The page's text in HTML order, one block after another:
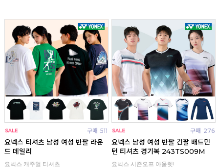
구매 511
요넥스 티셔츠 남성 여성 반팔 라운
드 데일리
요넥스 캐주얼 티셔츠
구매 276
요넥스 남성 여성 반팔 긴팔 배드민
턴 티셔츠 경기복 243TS009M
요넥스 시즌오프 아울렛!